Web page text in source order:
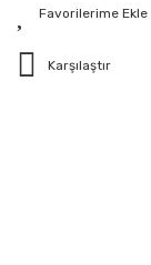
Karşılaştır